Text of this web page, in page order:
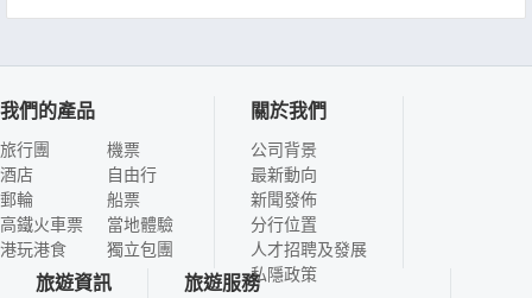
我們的產品
旅行團
酒店
郵輪
高鐵火車票
港玩港食
機票
自由行
船票
當地體驗
獨立包團
關於我們
公司背景
最新動向
新聞發佈
分行位置
人才招聘及發展
私隱政策
旅遊資訊 旅遊服務